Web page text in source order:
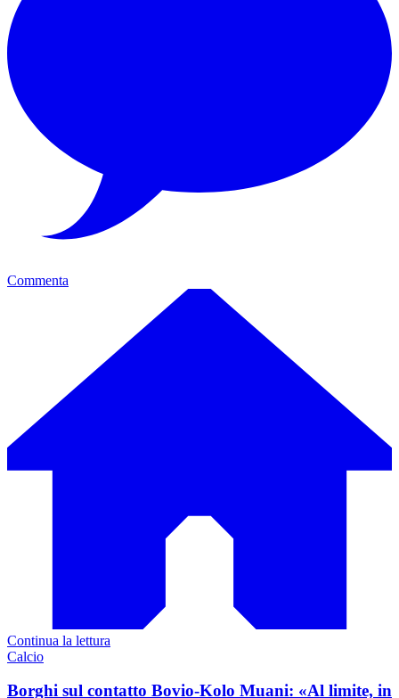
Commenta
Continua la lettura
Calcio
Borghi sul contatto Bovio-Kolo Muani: «Al limite, in